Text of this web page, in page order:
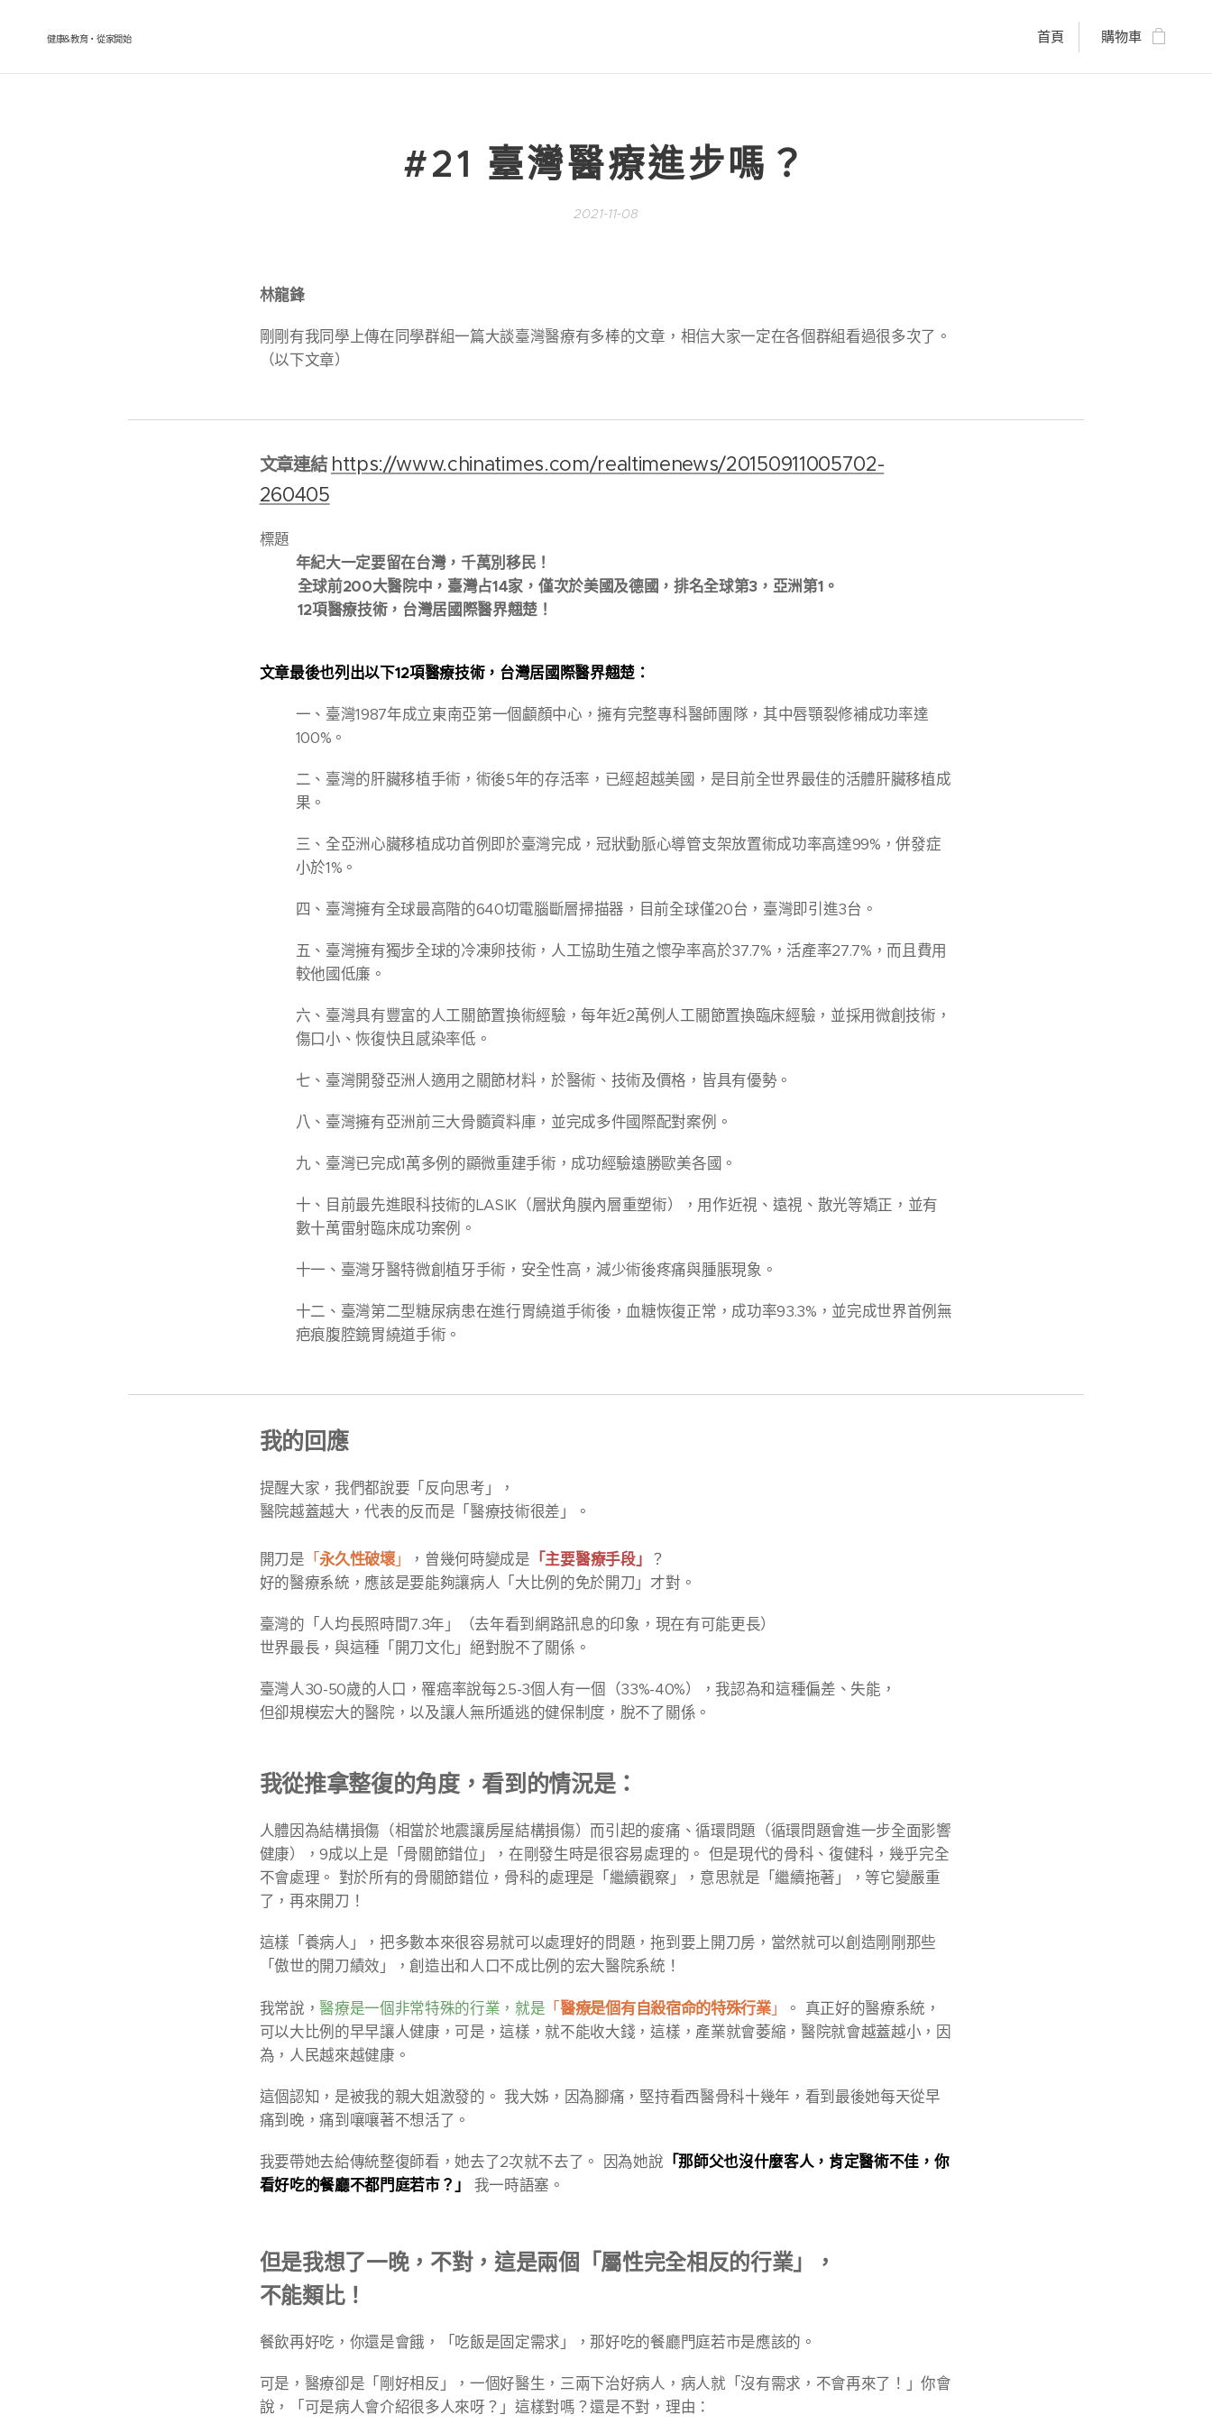
健康&教育・從家開始 首頁 購物車
#21 臺灣醫療進步嗎？
2021-11-08
林龍鋒
剛剛有我同學上傳在同學群組一篇大談臺灣醫療有多棒的文章，相信大家一定在各個群組看過很多次了。
（以下文章）
文章連結 https://www.chinatimes.com/realtimenews/20150911005702-
260405
標題
年紀大一定要留在台灣，千萬別移民！
全球前200大醫院中，臺灣占14家，僅次於美國及德國，排名全球第3，亞洲第1。
12項醫療技術，台灣居國際醫界翹楚！
文章最後也列出以下12項醫療技術，台灣居國際醫界翹楚：
一、臺灣1987年成立東南亞第一個顱顏中心，擁有完整專科醫師團隊，其中唇顎裂修補成功率達
100%。
二、臺灣的肝臟移植手術，術後5年的存活率，已經超越美國，是目前全世界最佳的活體肝臟移植成
果。
三、全亞洲心臟移植成功首例即於臺灣完成，冠狀動脈心導管支架放置術成功率高達99%，併發症
小於1%。
四、臺灣擁有全球最高階的640切電腦斷層掃描器，目前全球僅20台，臺灣即引進3台。
五、臺灣擁有獨步全球的冷凍卵技術，人工協助生殖之懷孕率高於37.7%，活產率27.7%，而且費用
較他國低廉。
六、臺灣具有豐富的人工關節置換術經驗，每年近2萬例人工關節置換臨床經驗，並採用微創技術，
傷口小、恢復快且感染率低。
七、臺灣開發亞洲人適用之關節材料，於醫術、技術及價格，皆具有優勢。
八、臺灣擁有亞洲前三大骨髓資料庫，並完成多件國際配對案例。
九、臺灣已完成1萬多例的顯微重建手術，成功經驗遠勝歐美各國。
十、目前最先進眼科技術的LASIK（層狀角膜內層重塑術），用作近視、遠視、散光等矯正，並有
數十萬雷射臨床成功案例。
十一、臺灣牙醫特微創植牙手術，安全性高，減少術後疼痛與腫脹現象。
十二、臺灣第二型糖尿病患在進行胃繞道手術後，血糖恢復正常，成功率93.3%，並完成世界首例無
疤痕腹腔鏡胃繞道手術。
我的回應
提醒大家，我們都說要「反向思考」，
醫院越蓋越大，代表的反而是「醫療技術很差」。
開刀是 「永久性破壞」 ，曾幾何時變成是 「主要醫療手段」
？
好的醫療系統，應該是要能夠讓病人「大比例的免於開刀」才對。
臺灣的「人均長照時間7.3年」（去年看到網路訊息的印象，現在有可能更長）
世界最長，與這種「開刀文化」絕對脫不了關係。
臺灣人30-50歲的人口，罹癌率說每2.5-3個人有一個（33%-40%），我認為和這種偏差、失能，
但卻規模宏大的醫院，以及讓人無所遁逃的健保制度，脫不了關係。
我從推拿整復的角度，看到的情況是：
人體因為結構損傷（相當於地震讓房屋結構損傷）而引起的痠痛、循環問題（循環問題會進一步全面影響
健康），9成以上是「骨關節錯位」，在剛發生時是很容易處理的。 但是現代的骨科、復健科，幾乎完全
不會處理。 對於所有的骨關節錯位，骨科的處理是「繼續觀察」，意思就是「繼續拖著」，等它變嚴重
了，再來開刀！
這樣「養病人」，把多數本來很容易就可以處理好的問題，拖到要上開刀房，當然就可以創造剛剛那些
「傲世的開刀績效」，創造出和人口不成比例的宏大醫院系統！
我常說，醫療是一個非常特殊的行業，就是 「醫療是個有自殺宿命的特殊行業」
。 真正好的醫療系統，
可以大比例的早早讓人健康，可是，這樣，就不能收大錢，這樣，產業就會萎縮，醫院就會越蓋越小，因
為，人民越來越健康。
這個認知，是被我的親大姐激發的。 我大姊，因為腳痛，堅持看西醫骨科十幾年，看到最後她每天從早
痛到晚，痛到嚷嚷著不想活了。
我要帶她去給傳統整復師看，她去了2次就不去了。 因為她說 「那師父也沒什麼客人，肯定醫術不佳，你
看好吃的餐廳不都門庭若市？」
我一時語塞。
但是我想了一晚，不對，這是兩個「屬性完全相反的行業」，
不能類比！
餐飲再好吃，你還是會餓，「吃飯是固定需求」，那好吃的餐廳門庭若市是應該的。
可是，醫療卻是「剛好相反」，一個好醫生，三兩下治好病人，病人就「沒有需求，不會再來了！」你會
說，「可是病人會介紹很多人來呀？」這樣對嗎？還是不對，理由：